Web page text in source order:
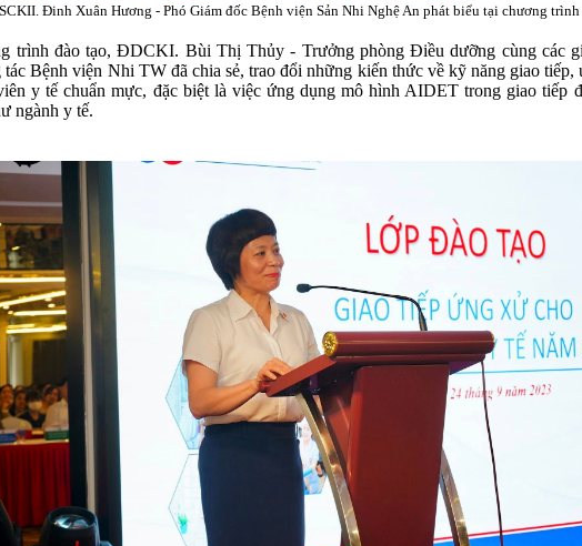
Đinh Xuân Hương - Phó Giám đốc Bệnh viện Sản Nhi Nghệ An phát biểu tại chương trình
trình đào tạo, ĐDCKI. Bùi Thị Thủy - Trưởng phòng Điều dưỡng cùng các
tác Bệnh viện Nhi TW đã chia sẻ, trao đổi những kiến thức về kỹ năng giao tiếp,
y tế chuẩn mực, đặc biệt là việc ứng dụng mô hình AIDET trong giao tiếp
ngành y tế.